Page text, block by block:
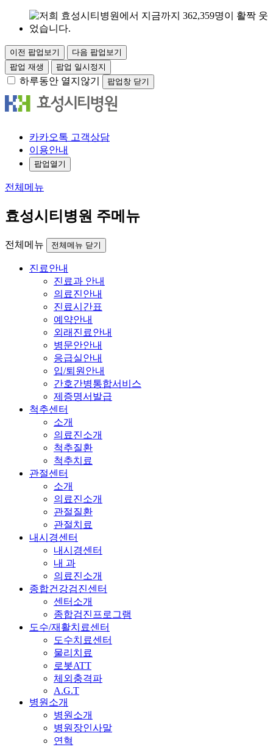
이전 팝업보기
다음 팝업보기
팝업 재생
팝업 일시정지
하루동안 열지않기 팝업창 닫기
카카오톡 고객상담
이용안내
팝업열기
전체메뉴
효성시티병원 주메뉴
전체메뉴 전체메뉴 닫기
진료안내
진료과 안내
의료진안내
진료시간표
예약안내
외래진료안내
병문안안내
응급실안내
입/퇴원안내
간호간병통합서비스
제증명서발급
척추센터
소개
의료진소개
척추질환
척추치료
관절센터
소개
의료진소개
관절질환
관절치료
내시경센터
내시경센터
내 과
의료진소개
종합건강검진센터
센터소개
종합검진프로그램
도수/재활치료센터
도수치료센터
물리치료
로봇ATT
체외충격파
A.G.T
병원소개
병원소개
병원장인사말
연혁